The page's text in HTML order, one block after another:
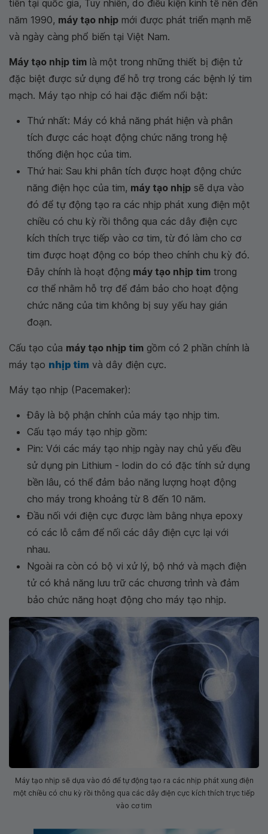
tiên tại quốc gia, Tuy nhiên, do điều kiện kinh tế nên đến
năm 1990, máy tạo nhịp mới được phát triển mạnh mẽ
và ngày càng phổ biến tại Việt Nam.
Máy tạo nhịp tim là một trong những thiết bị điện tử
đặc biệt được sử dụng để hỗ trợ trong các bệnh lý tim
mạch. Máy tạo nhịp có hai đặc điểm nổi bật:
Thứ nhất: Máy có khả năng phát hiện và phân
tích được các hoạt động chức năng trong hệ
thống điện học của tim.
Thứ hai: Sau khi phân tích được hoạt động chức
năng điện học của tim, máy tạo nhịp sẽ dựa vào
đó để tự động tạo ra các nhịp phát xung điện một
chiều có chu kỳ rồi thông qua các dây điện cực
kích thích trực tiếp vào cơ tim, từ đó làm cho cơ
tim được hoạt động co bóp theo chính chu kỳ đó.
Đây chính là hoạt động máy tạo nhịp tim trong
cơ thể nhằm hỗ trợ để đảm bảo cho hoạt động
chức năng của tim không bị suy yếu hay gián
đoạn.
Cấu tạo của máy tạo nhịp tim gồm có 2 phần chính là
máy tạo nhịp tim và dây điện cực.
Máy tạo nhịp (Pacemaker):
Đây là bộ phận chính của máy tạo nhịp tim.
Cấu tạo máy tạo nhịp gồm:
Pin: Với các máy tạo nhịp ngày nay chủ yếu đều
sử dụng pin Lithium - lodin do có đặc tính sử dụng
bền lâu, có thể đảm bảo năng lượng hoạt động
cho máy trong khoảng từ 8 đến 10 năm.
Đầu nối với điện cực được làm bằng nhựa epoxy
có các lỗ cắm để nối các dây điện cực lại với
nhau.
Ngoài ra còn có bộ vi xử lý, bộ nhớ và mạch điện
tử có khả năng lưu trữ các chương trình và đảm
bảo chức năng hoạt động cho máy tạo nhịp.
Máy tạo nhịp sẽ dựa vào đó để tự động tạo ra các nhịp phát xung điện
một chiều có chu kỳ rồi thông qua các dây điện cực kích thích trực tiếp
vào cơ tim